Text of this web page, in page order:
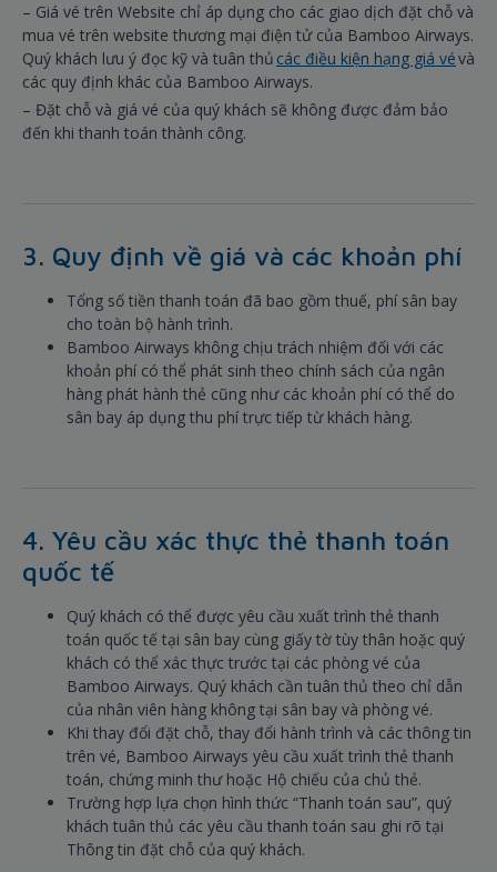
– Giá vé trên Website chỉ áp dụng cho các giao dịch đặt chỗ và
mua vé trên website thương mại điện tử của Bamboo Airways.
Quý khách lưu ý đọc kỹ và tuân thủ các điều kiện hạng giá vévà
các quy định khác của Bamboo Airways.
– Đặt chỗ và giá vé của quý khách sẽ không được đảm bảo
đến khi thanh toán thành công.
3. Quy định về giá và các khoản phí
Tổng số tiền thanh toán đã bao gồm thuế, phí sân bay
cho toàn bộ hành trình.
Bamboo Airways không chịu trách nhiệm đối với các
khoản phí có thể phát sinh theo chính sách của ngân
hàng phát hành thẻ cũng như các khoản phí có thể do
sân bay áp dụng thu phí trực tiếp từ khách hàng.
4. Yêu cầu xác thực thẻ thanh toán
quốc tế
Quý khách có thể được yêu cầu xuất trình thẻ thanh
toán quốc tế tại sân bay cùng giấy tờ tùy thân hoặc quý
khách có thể xác thực trước tại các phòng vé của
Bamboo Airways. Quý khách cần tuân thủ theo chỉ dẫn
của nhân viên hàng không tại sân bay và phòng vé.
Khi thay đổi đặt chỗ, thay đổi hành trình và các thông tin
trên vé, Bamboo Airways yêu cầu xuất trình thẻ thanh
toán, chứng minh thư hoặc Hộ chiếu của chủ thẻ.
Trường hợp lựa chọn hình thức “Thanh toán sau”, quý
khách tuân thủ các yêu cầu thanh toán sau ghi rõ tại
Thông tin đặt chỗ của quý khách.